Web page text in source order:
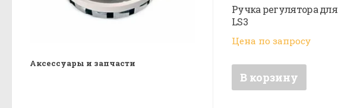
Ручка регулятора для
LS3
Цена по запросу
В корзину
Аксессуары и запчасти